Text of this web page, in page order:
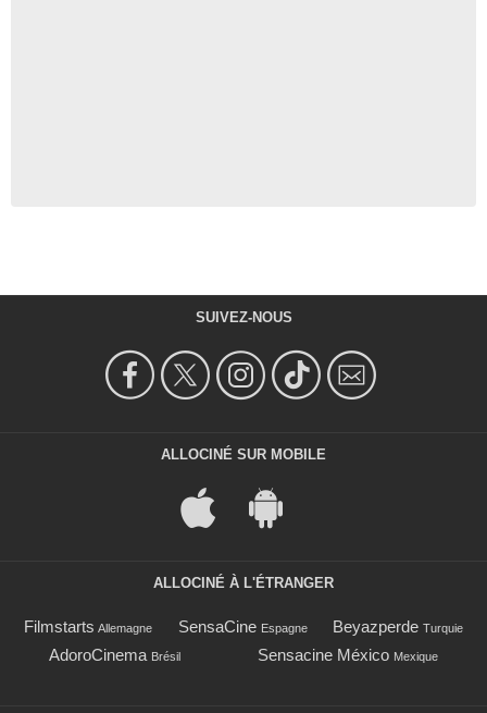
SUIVEZ-NOUS
ALLOCINÉ SUR MOBILE
ALLOCINÉ À L'ÉTRANGER
Filmstarts Allemagne SensaCine Espagne Beyazperde Turquie
AdoroCinema Brésil Sensacine México Mexique